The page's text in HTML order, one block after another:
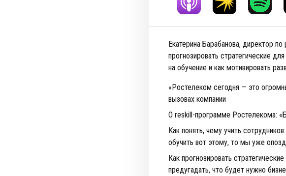
Екатерина Барабанова, директор
прогнозировать стратегические
на обучение и как мотивировать
«Ростелеком сегодня — это
вызовах компании
О reskill-программе Ростелекома:
Как понять, чему учить
обучить вот этому, то мы уже
Как прогнозировать
предугадать, что будет нужно